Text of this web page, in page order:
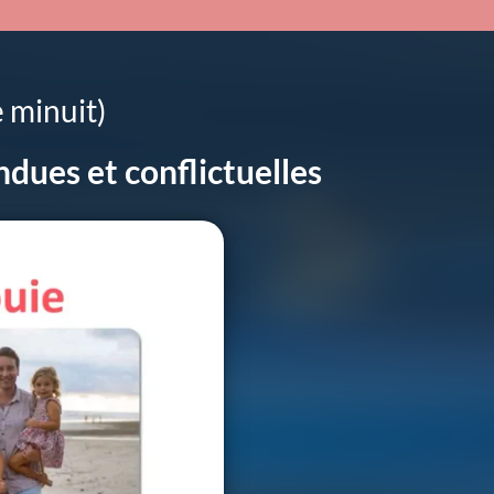
minuit)
et conflictuelles